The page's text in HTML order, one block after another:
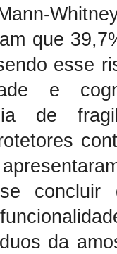
que
esse
e
de
concluir
da